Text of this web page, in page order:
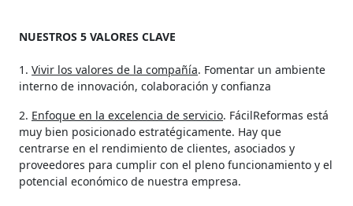
NUESTROS 5 VALORES CLAVE
1. Vivir los valores de la compañía. Fomentar un ambiente
interno de innovación, colaboración y confianza
2. Enfoque en la excelencia de servicio. FácilReformas está
muy bien posicionado estratégicamente. Hay que
centrarse en el rendimiento de clientes, asociados y
proveedores para cumplir con el pleno funcionamiento y el
potencial económico de nuestra empresa.